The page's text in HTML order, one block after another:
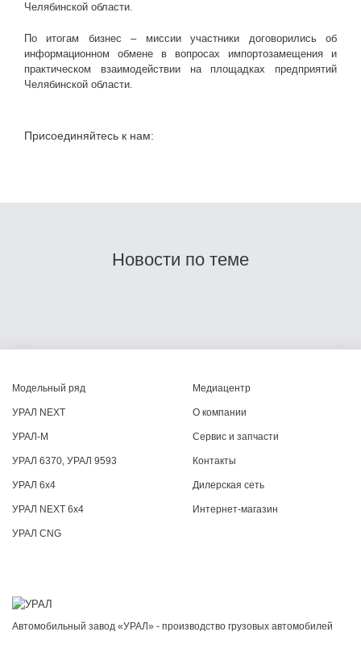
Челябинской области.
По итогам бизнес – миссии участники договорились об
информационном обмене в вопросах импортозамещения и
практическом взаимодействии на площадках предприятий
Челябинской области.
Присоединяйтесь к нам:
Новости по теме
Модельный ряд
УРАЛ NEXT
УРАЛ-М
УРАЛ 6370, УРАЛ 9593
УРАЛ 6x4
УРАЛ NEXT 6x4
УРАЛ CNG
Медиацентр
О компании
Сервис и запчасти
Контакты
Дилерская сеть
Интернет-магазин
Автомобильный завод «УРАЛ» - производство грузовых автомобилей